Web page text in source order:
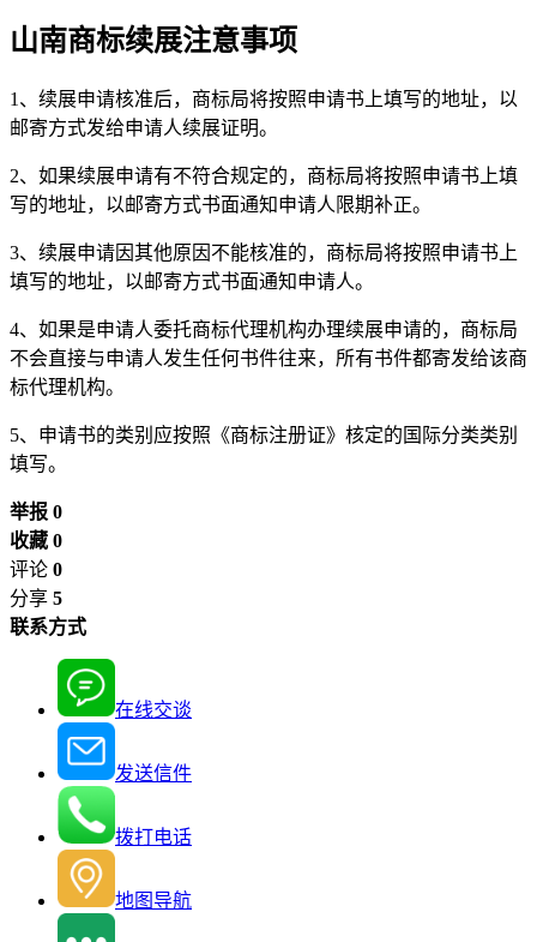
山南商标续展注意事项
1、续展申请核准后，商标局将按照申请书上填写的地址，以
邮寄方式发给申请人续展证明。
2、如果续展申请有不符合规定的，商标局将按照申请书上填
写的地址，以邮寄方式书面通知申请人限期补正。
3、续展申请因其他原因不能核准的，商标局将按照申请书上
填写的地址，以邮寄方式书面通知申请人。
4、如果是申请人委托商标代理机构办理续展申请的，商标局
不会直接与申请人发生任何书件往来，所有书件都寄发给该商
标代理机构。
5、申请书的类别应按照《商标注册证》核定的国际分类类别
填写。
举报 0
收藏 0
评论 0
分享 5
联系方式
在线交谈
发送信件
拨打电话
地图导航